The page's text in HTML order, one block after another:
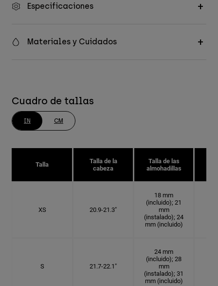
Especificaciones
Materiales y Cuidados
Cuadro de tallas
IN CM
Talla
Talla de la
cabeza
Talla de las
almohadillas
XS 20.9-21.3"
18 mm
(incluido); 21
mm
(instalado); 24
mm (incluido)
S 21.7-22.1"
24 mm
(incluido); 28
mm
(instalado); 31
mm (incluido)